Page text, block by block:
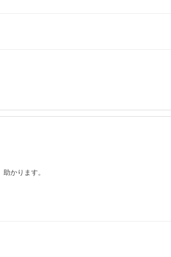
かります。